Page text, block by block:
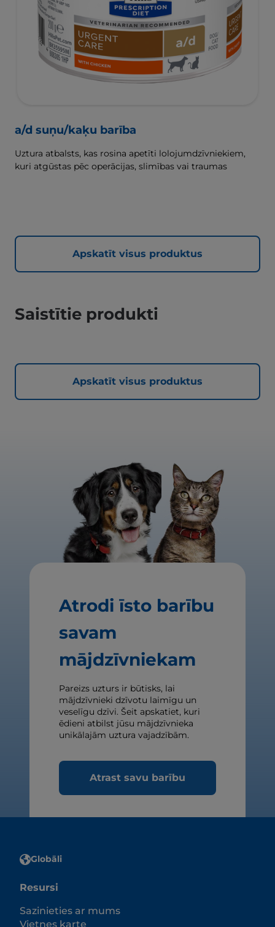
a/d suņu/kaķu barība
Uztura atbalsts, kas rosina apetīti lolojumdzīvniekiem,
kuri atgūstas pēc operācijas, slimības vai traumas
Apskatīt visus produktus
Saistītie produkti
Apskatīt visus produktus
Atrodi īsto barību
savam
mājdzīvniekam
Pareizs uzturs ir būtisks, lai
mājdzīvnieki dzīvotu laimīgu un
veselīgu dzīvi. Šeit apskatiet, kuri
ēdieni atbilst jūsu mājdzīvnieka
unikālajām uztura vajadzībām.
Atrast savu barību
Globāli
Resursi
Sazinieties ar mums
Vietnes karte